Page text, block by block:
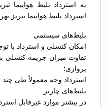
به استرداد بلیط هواپیما
استرداد بلیط هواپیما
بلیط‌های سیستمی
امکان کنسلی و استرداد با
تفاوت میزان جریمه کنسلی
پروازی؛
استرداد وجه معمولاً طی چند
بلیط‌های چارتر
در بیشتر موارد غیرقابل